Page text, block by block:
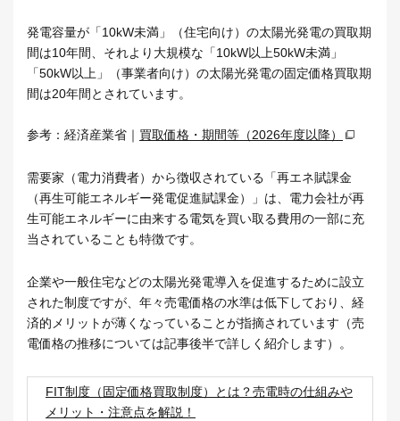
発電容量が「10kW未満」（住宅向け）の太陽光発電の買取期
間は10年間、それより大規模な「10kW以上50kW未満」
「50kW以上」（事業者向け）の太陽光発電の固定価格買取期
間は20年間とされています。
参考：経済産業省｜ 買取価格・期間等（2026年度以降）
需要家（電力消費者）から徴収されている「再エネ賦課金
（再生可能エネルギー発電促進賦課金）」は、電力会社が再
生可能エネルギーに由来する電気を買い取る費用の一部に充
当されていることも特徴です。
企業や一般住宅などの太陽光発電導入を促進するために設立
された制度ですが、年々売電価格の水準は低下しており、経
済的メリットが薄くなっていることが指摘されています（売
電価格の推移については記事後半で詳しく紹介します）。
FIT制度（固定価格買取制度）とは？売電時の仕組みや
メリット・注意点を解説！